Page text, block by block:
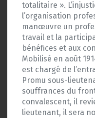
totalitaire ».
l’organisation
manœuvre un
travail et la
bénéfices et aux
Mobilisé en août
est chargé de
Promu sous-
souffrances du
convalescent, il
lieutenant, il sera